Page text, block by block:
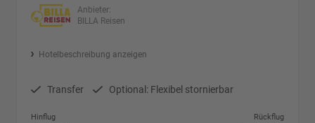
Anbieter:
BILLA Reisen
Hotelbeschreibung anzeigen
Transfer Optional: Flexibel stornierbar
Hinflug
Rückflug